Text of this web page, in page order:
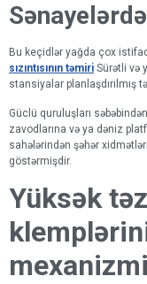
Bu keçidlər yağda çox
sızıntısının təmiri Sürətli və
stansiyalar planlaşdırılmış
Güclü quruluşları
zavodlarına və ya dəniz
sahələrindən şəhər
göstərmişdir.
Yüksək
mexanizmi